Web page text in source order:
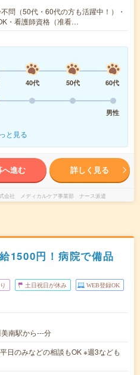
問（50代・60代の方も活躍中！）・
・看護師資格（准看…
40代 50代
60代
男性
と見る
へ進む 詳しく見る
会社 メディカルケア事業部 ナース派遣
1500円！病院で備品
土日祝日が休み WEB登録OK
南駅から---分
日のみなどの相談もOK ※週3なども